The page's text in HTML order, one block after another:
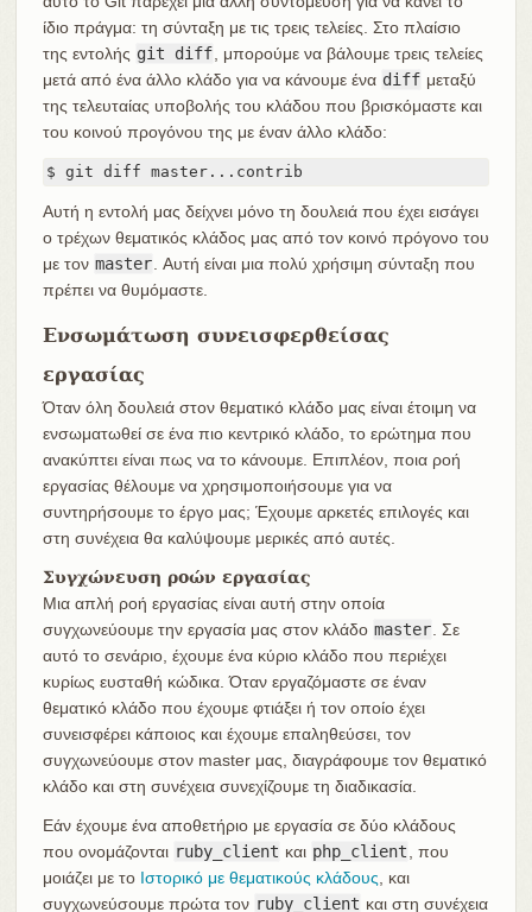
ίδιο πράγμα: τη σύνταξη με τις τρεις τελείες. Στο πλαίσιο
της εντολής git diff , μπορούμε να βάλουμε τρεις τελείες
μετά από ένα άλλο κλάδο για να κάνουμε ένα diff μεταξύ
της τελευταίας υποβολής του κλάδου που βρισκόμαστε και
του κοινού προγόνου της με έναν άλλο κλάδο:
$ git diff master...contrib
Αυτή η εντολή μας δείχνει μόνο τη δουλειά που έχει εισάγει
ο τρέχων θεματικός κλάδος μας από τον κοινό πρόγονο του
με τον master . Αυτή είναι μια πολύ χρήσιμη σύνταξη που
πρέπει να θυμόμαστε.
Ενσωμάτωση συνεισφερθείσας
εργασίας
Όταν όλη δουλειά στον θεματικό κλάδο μας είναι έτοιμη να
ενσωματωθεί σε ένα πιο κεντρικό κλάδο, το ερώτημα που
ανακύπτει είναι πως να το κάνουμε. Επιπλέον, ποια ροή
εργασίας θέλουμε να χρησιμοποιήσουμε για να
συντηρήσουμε το έργο μας; Έχουμε αρκετές επιλογές και
στη συνέχεια θα καλύψουμε μερικές από αυτές.
Συγχώνευση ροών εργασίας
Μια απλή ροή εργασίας είναι αυτή στην οποία
συγχωνεύουμε την εργασία μας στον κλάδο master . Σε
αυτό το σενάριο, έχουμε ένα κύριο κλάδο που περιέχει
κυρίως ευσταθή κώδικα. Όταν εργαζόμαστε σε έναν
θεματικό κλάδο που έχουμε φτιάξει ή τον οποίο έχει
συνεισφέρει κάποιος και έχουμε επαληθεύσει, τον
συγχωνεύουμε στον master μας, διαγράφουμε τον θεματικό
κλάδο και στη συνέχεια συνεχίζουμε τη διαδικασία.
Εάν έχουμε ένα αποθετήριο με εργασία σε δύο κλάδους
που ονομάζονται ruby_client και php_client
, που
μοιάζει με το Ιστορικό με θεματικούς κλάδους , και
συγχωνεύσουμε πρώτα τον ruby_client και στη συνέχεια